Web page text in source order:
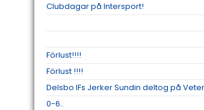
Clubdagar på Intersport!
Förlust!!!!
Förlust !!!!
Delsbo IFs Jerker Sundin deltog på
0-6..